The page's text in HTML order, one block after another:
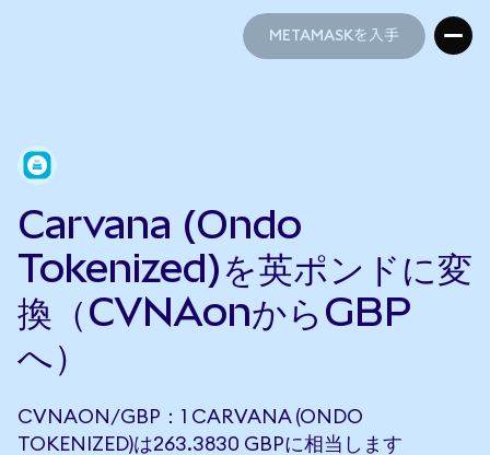
METAMASKを入手
Carvana (Ondo
Tokenized)を英ポンドに変
換（CVNAonからGBP
へ）
CVNAON/GBP：1 CARVANA (ONDO
TOKENIZED)は263.3830 GBPに相当します